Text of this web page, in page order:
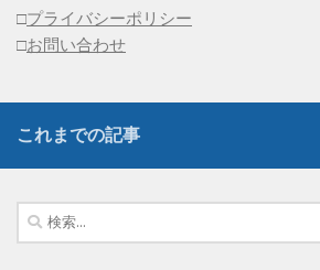
□プライバシーポリシー
□お問い合わせ
これまでの記事
検
索: